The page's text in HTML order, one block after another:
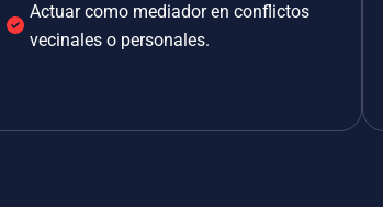
Actuar como mediador en conflictos
vecinales o personales.